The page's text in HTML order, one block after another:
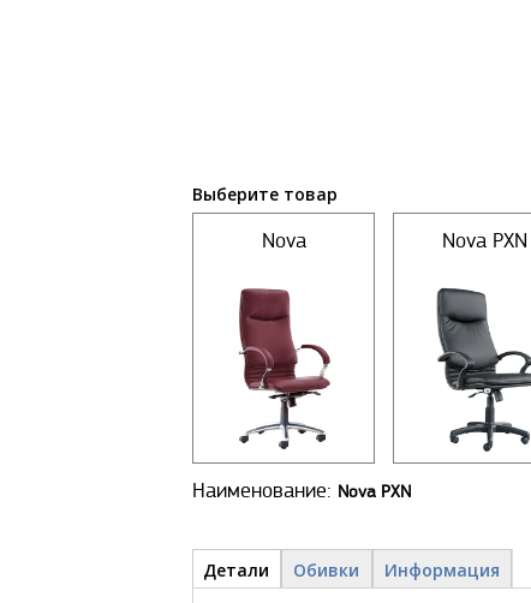
Выберите товар
Nova Nova PXN
Наименование: Nova PXN
Детали и обивки
Детали (активная
вкладка)
Обивки Информация